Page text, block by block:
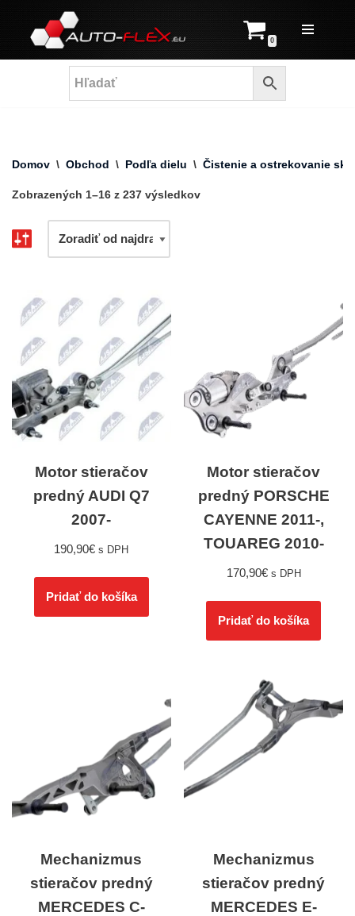
Prejsť
na
0
Domov \ Obchod \ Podľa dielu \ Čistenie a ostrekovanie
Zobrazených 1–16 z 237 výsledkov
Motor stieračov
predný AUDI Q7
2007-
190,90€ s DPH
Pridať do košíka
Motor stieračov
predný PORSCHE
CAYENNE 2011-,
TOUAREG 2010-
170,90€ s DPH
Pridať do košíka
Mechanizmus
stieračov predný
MERCEDES C-
Mechanizmus
stieračov predný
MERCEDES E-